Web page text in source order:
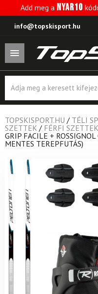
Add meg a NYAR10
info@topskisport.hu
search
TOPSKISPORT.HU / TÉLI
SZETTEK / FÉRFI SZETTEK
GRIP FACILE +
MENTES TEREPFUTÁS)